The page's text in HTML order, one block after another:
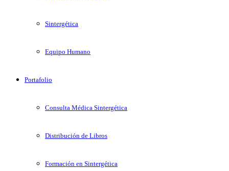
Sintergética
Equipo Humano
Portafolio
Consulta Médica Sintergética
Distribución de Libros
Formación en Sintergética